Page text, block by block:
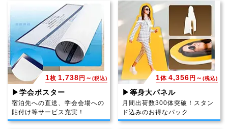
▶学会ポスター
宿泊先への直送、学会会場への
貼付け等サービス充実！
1枚 1,738 円～ (税込)
▶等身大パネル
月間出荷数300体突破！スタン
ド込みのお得なパック
1体 4,356 円～ (税込)